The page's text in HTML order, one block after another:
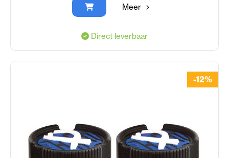
Meer
Direct leverbaar
-12%